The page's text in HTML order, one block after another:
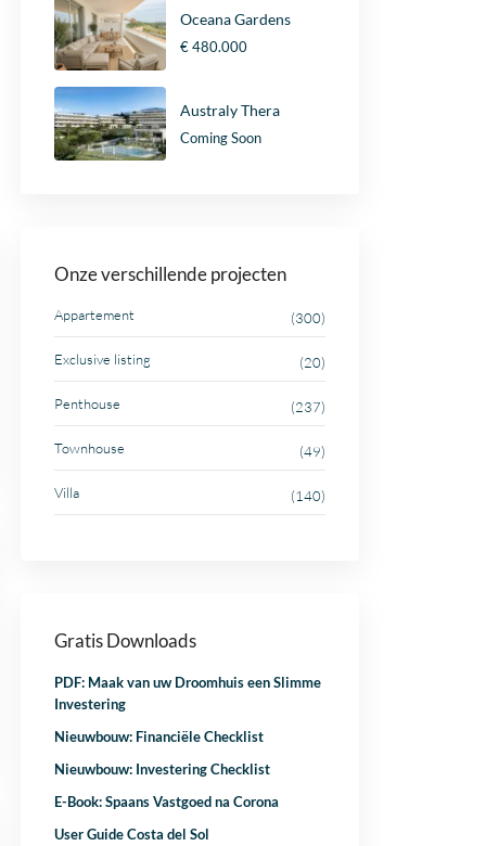
Oceana Gardens
€ 480.000
Australy Thera
Coming Soon
Onze verschillende projecten
Appartement (300)
Exclusive listing (20)
Penthouse (237)
Townhouse (49)
Villa (140)
Gratis Downloads
PDF: Maak van uw Droomhuis een Slimme
Investering
Nieuwbouw: Financiële Checklist
Nieuwbouw: Investering Checklist
E-Book: Spaans Vastgoed na Corona
User Guide Costa del Sol